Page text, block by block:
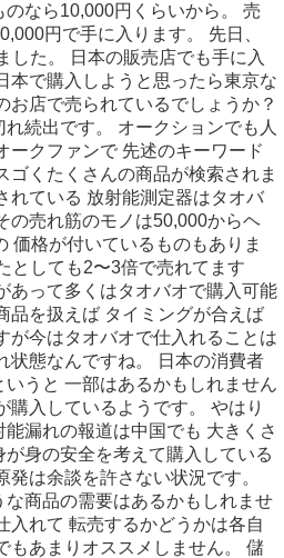
なら10,000円くらいから。 売
円で手に入ります。 先日、
した。 日本の販売店でも手に入
本で購入しようと思ったら東京な
お店で売られているでしょうか？
続出です。 オークションでも人
ークファンで 先述のキーワード
ゴくたくさんの商品が検索されま
れている 放射能測定器はタオバ
の売れ筋のモノは50,000からヘ
価格が付いているものもありま
としても2〜3倍で売れてます
あって多くはタオバオで購入可能
品を扱えば タイミングが合えば
が今はタオバオで仕入れることは
状態なんですね。 日本の消費者
うと 一部はあるかもしれません
購入しているようです。 やはり
漏れの報道は中国でも 大きくさ
身の安全を考えて購入している
は余談を許さない状況です。
商品の需要はあるかもしれませ
入れて 転売するかどうかは各自
もあまりオススメしません。 儲